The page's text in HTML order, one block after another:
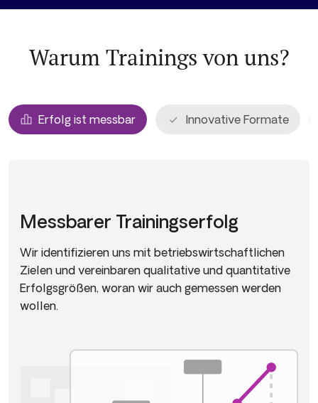
Warum Trainings von uns?
Erfolg ist messbar Innovative Formate
Messbarer Trainingserfolg
Wir identifizieren uns mit betriebswirtschaftlichen
Zielen und vereinbaren qualitative und quantitative
Erfolgsgrößen, woran wir auch gemessen werden
wollen.